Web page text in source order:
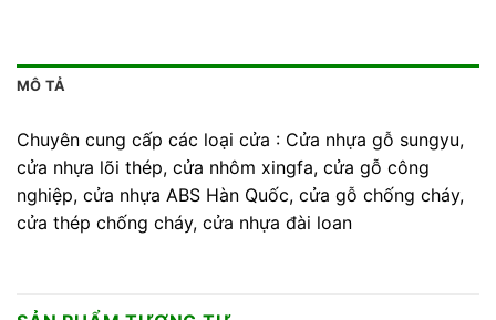
MÔ TẢ
Chuyên cung cấp các loại cửa : Cửa nhựa gỗ sungyu,
cửa nhựa lõi thép, cửa nhôm xingfa, cửa gỗ công
nghiệp, cửa nhựa ABS Hàn Quốc, cửa gỗ chống cháy,
cửa thép chống cháy, cửa nhựa đài loan